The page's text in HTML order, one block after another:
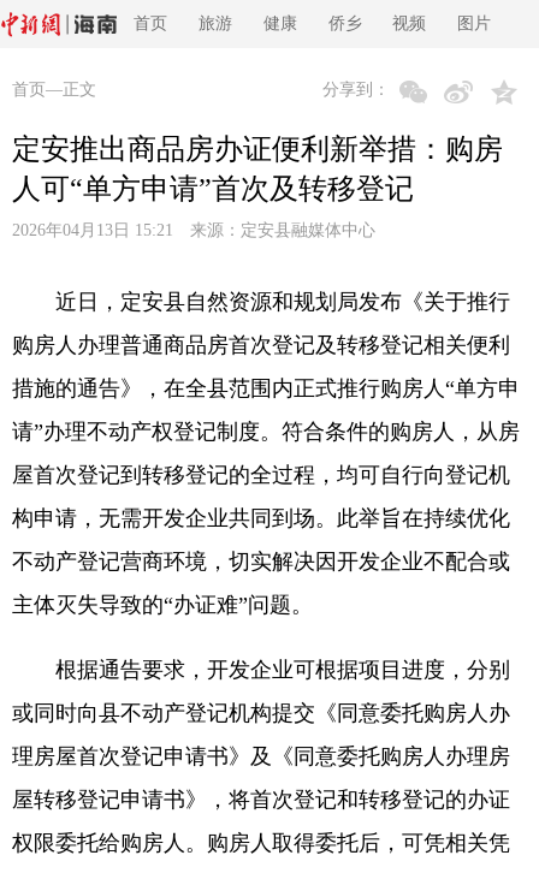
首页 旅游 健康 侨乡 视频 图片
首页 —正文 分享到：
定安推出商品房办证便利新举措：购房
人可“单方申请”首次及转移登记
2026年04月13日 15:21 来源： 定安县融媒体中心
近日，定安县自然资源和规划局发布《关于推行
购房人办理普通商品房首次登记及转移登记相关便利
措施的通告》，在全县范围内正式推行购房人“单方申
请”办理不动产权登记制度。符合条件的购房人，从房
屋首次登记到转移登记的全过程，均可自行向登记机
构申请，无需开发企业共同到场。此举旨在持续优化
不动产登记营商环境，切实解决因开发企业不配合或
主体灭失导致的“办证难”问题。
根据通告要求，开发企业可根据项目进度，分别
或同时向县不动产登记机构提交《同意委托购房人办
理房屋首次登记申请书》及《同意委托购房人办理房
屋转移登记申请书》，将首次登记和转移登记的办证
权限委托给购房人。购房人取得委托后，可凭相关凭